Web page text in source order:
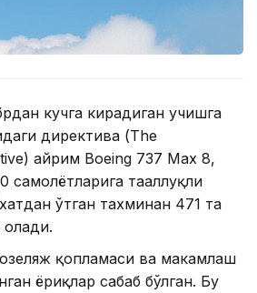
кучга кирадиган учишга
директива (The
айрим Boeing 737 Max 8,
самолётларига тааллуқли
ўтган тахминан 471 та
қопламаси ва маҳкамлаш
ёриқлар сабаб бўлган. Бу